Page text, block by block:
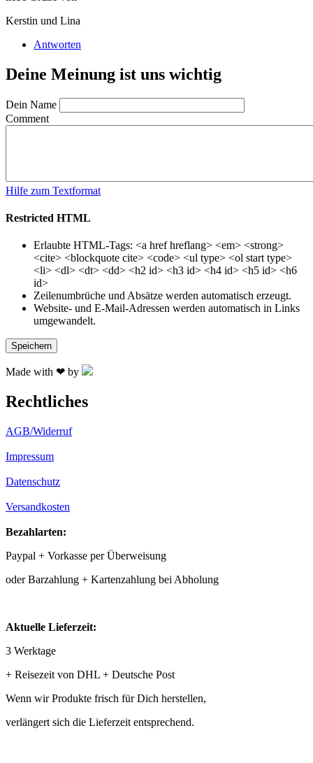
Kerstin und Lina
Antworten
Deine Meinung ist uns wichtig
Dein Name
Comment
Hilfe zum Textformat
Restricted HTML
Erlaubte HTML-Tags: <a href hreflang> <em> <strong>
<cite> <blockquote cite> <code> <ul type> <ol start type>
<li> <dl> <dt> <dd> <h2 id> <h3 id> <h4 id> <h5 id> <h6
id>
Zeilenumbrüche und Absätze werden automatisch erzeugt.
Website- und E-Mail-Adressen werden automatisch in Links
umgewandelt.
Made with ❤ by
Rechtliches
AGB/Widerruf
Impressum
Datenschutz
Versandkosten
Bezahlarten:
Paypal + Vorkasse per Überweisung
oder Barzahlung + Kartenzahlung bei Abholung
Aktuelle Lieferzeit:
3 Werktage
+ Reisezeit von DHL + Deutsche Post
Wenn wir Produkte frisch für Dich herstellen,
verlängert sich die Lieferzeit entsprechend.